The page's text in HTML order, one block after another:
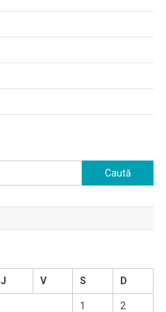
Caută
după:
J V S D
1 2